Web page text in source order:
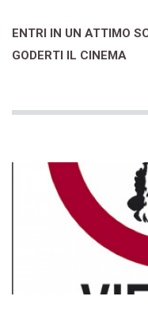
ENTRI IN UN ATTIMO
GODERTI IL CINEMA